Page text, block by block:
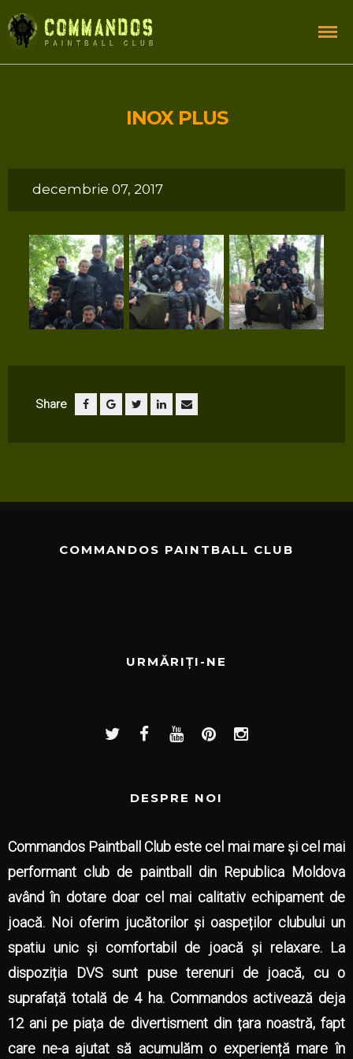
INOX PLUS
decembrie 07, 2017
Share
COMMANDOS PAINTBALL CLUB
URMĂRIȚI-NE
DESPRE NOI
Commandos Paintball Club este cel mai mare și cel mai
performant club de paintball din Republica Moldova
având în dotare doar cel mai calitativ echipament de
joacă. Noi oferim jucătorilor și oaspeților clubului un
spatiu unic și comfortabil de joacă și relaxare. La
dispoziția DVS sunt puse terenuri de joacă, cu o
suprafață totală de 4 ha. Commandos activează deja
12 ani pe piața de divertisment din țara noastră, fapt
care ne-a ajutat să acumulăm o experiență mare în